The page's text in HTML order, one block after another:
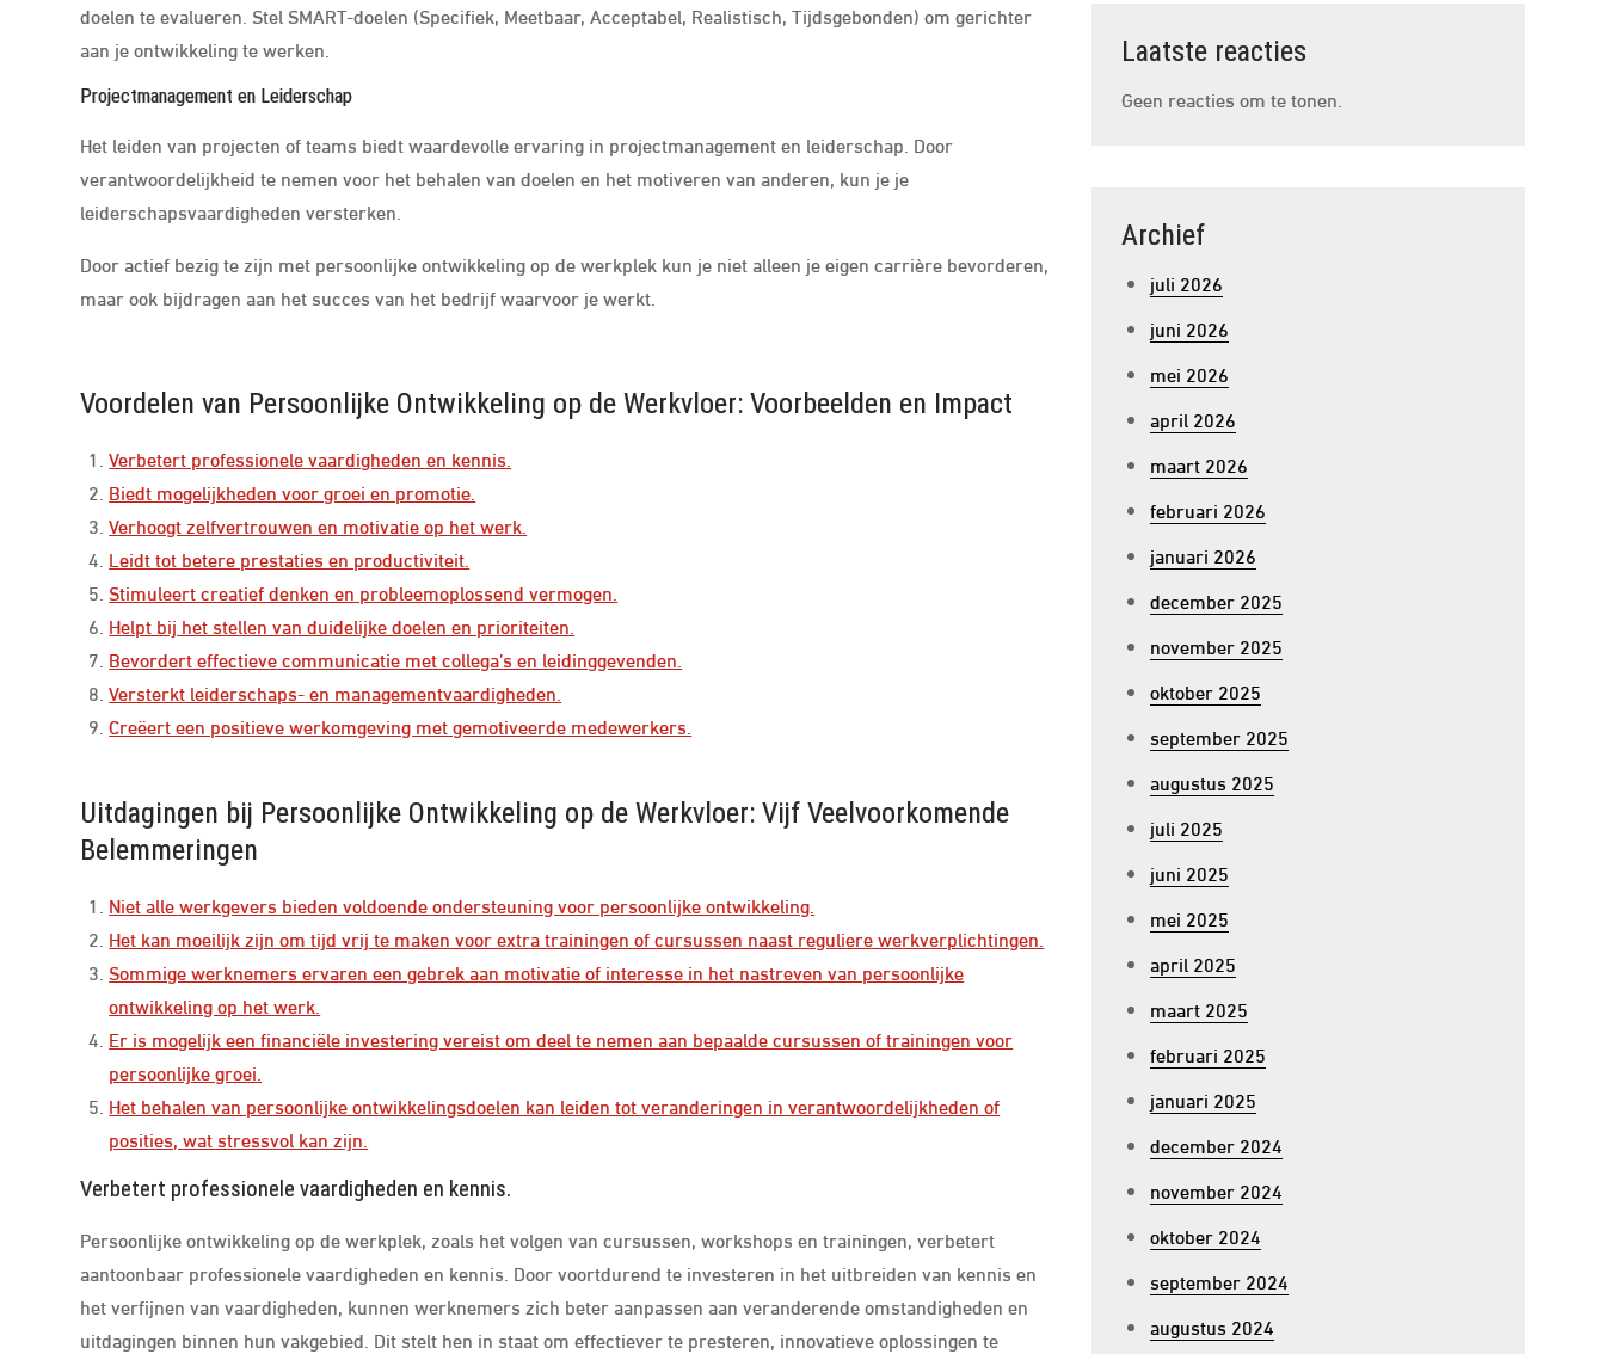
doelen te evalueren. Stel SMART-doelen (Specifiek, Meetbaar, Acceptabel, Realistisch, Tijdsgebonden) om gerichter
aan je ontwikkeling te werken.
Projectmanagement en Leiderschap
Het leiden van projecten of teams biedt waardevolle ervaring in projectmanagement en leiderschap. Door
verantwoordelijkheid te nemen voor het behalen van doelen en het motiveren van anderen, kun je je
leiderschapsvaardigheden versterken.
Door actief bezig te zijn met persoonlijke ontwikkeling op de werkplek kun je niet alleen je eigen carrière bevorderen,
maar ook bijdragen aan het succes van het bedrijf waarvoor je werkt.
Voordelen van Persoonlijke Ontwikkeling op de Werkvloer: Voorbeelden en Impact
Verbetert professionele vaardigheden en kennis.
Biedt mogelijkheden voor groei en promotie.
Verhoogt zelfvertrouwen en motivatie op het werk.
Leidt tot betere prestaties en productiviteit.
Stimuleert creatief denken en probleemoplossend vermogen.
Helpt bij het stellen van duidelijke doelen en prioriteiten.
Bevordert effectieve communicatie met collega’s en leidinggevenden.
Versterkt leiderschaps- en managementvaardigheden.
Creëert een positieve werkomgeving met gemotiveerde medewerkers.
Uitdagingen bij Persoonlijke Ontwikkeling op de Werkvloer: Vijf Veelvoorkomende
Belemmeringen
Niet alle werkgevers bieden voldoende ondersteuning voor persoonlijke ontwikkeling.
Het kan moeilijk zijn om tijd vrij te maken voor extra trainingen of cursussen naast reguliere werkverplichtingen.
Sommige werknemers ervaren een gebrek aan motivatie of interesse in het nastreven van persoonlijke
ontwikkeling op het werk.
Er is mogelijk een financiële investering vereist om deel te nemen aan bepaalde cursussen of trainingen voor
persoonlijke groei.
Het behalen van persoonlijke ontwikkelingsdoelen kan leiden tot veranderingen in verantwoordelijkheden of
posities, wat stressvol kan zijn.
Verbetert professionele vaardigheden en kennis.
Persoonlijke ontwikkeling op de werkplek, zoals het volgen van cursussen, workshops en trainingen, verbetert
aantoonbaar professionele vaardigheden en kennis. Door voortdurend te investeren in het uitbreiden van kennis en
het verfijnen van vaardigheden, kunnen werknemers zich beter aanpassen aan veranderende omstandigheden en
uitdagingen binnen hun vakgebied. Dit stelt hen in staat om effectiever te presteren, innovatieve oplossingen te
Laatste reacties
Geen reacties om te tonen.
Archief
juli 2026
juni 2026
mei 2026
april 2026
maart 2026
februari 2026
januari 2026
december 2025
november 2025
oktober 2025
september 2025
augustus 2025
juli 2025
juni 2025
mei 2025
april 2025
maart 2025
februari 2025
januari 2025
december 2024
november 2024
oktober 2024
september 2024
augustus 2024